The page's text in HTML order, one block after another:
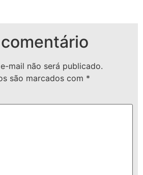
mail não será publicado.
são marcados com *